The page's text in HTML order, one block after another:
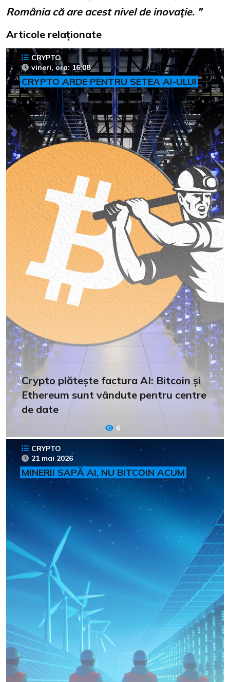
România că are acest nivel de inovaţie. ”
Articole relaționate
CRYPTO
vineri, ora: 16:08
CRYPTO ARDE PENTRU SETEA AI-ULUI
Crypto plătește factura AI: Bitcoin și
Ethereum sunt vândute pentru centre
de date
6
CRYPTO
21 mai 2026
MINERII SAPĂ AI, NU BITCOIN ACUM